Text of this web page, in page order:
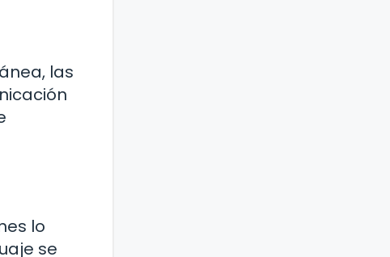
las
lo
se